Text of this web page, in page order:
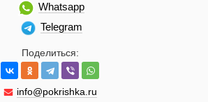
Поделиться:
info@pokrishka.ru
Whatsapp
Telegram